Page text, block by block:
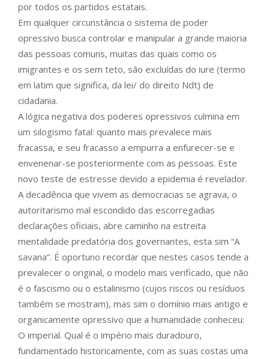
por todos os partidos estatais.
Em qualquer circunstância o sistema de poder
opressivo busca controlar e manipular a grande maioria
das pessoas comuns, muitas das quais como os
imigrantes e os sem teto, são excluídas do iure (termo
em latim que significa, da lei/ do direito Ndt) de
cidadania.
A lógica negativa dos poderes opressivos culmina em
um silogismo fatal: quanto mais prevalece mais
fracassa, e seu fracasso a empurra a enfurecer-se e
envenenar-se posteriormente com as pessoas. Este
novo teste de estresse devido a epidemia é revelador.
A decadência que vivem as democracias se agrava, o
autoritarismo mal escondido das escorregadias
declarações oficiais, abre caminho na estreita
mentalidade predatória dos governantes, esta sim “A
savana”. É oportuno recordar que nestes casos tende a
prevalecer o original, o modelo mais verificado, que não
é o fascismo ou o estalinismo (cujos riscos ou resíduos
também se mostram), mas sim o domínio mais antigo e
organicamente opressivo que a humanidade conheceu:
O imperial. Qual é o império mais duradouro,
fundamentado historicamente, com as suas costas uma